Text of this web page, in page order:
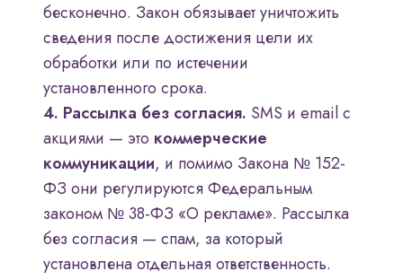
бесконечно. Закон обязывает уничтожить
сведения после достижения цели их
обработки или по истечении
установленного срока.
4. Рассылка без согласия. SMS и email с
акциями — это коммерческие
коммуникации, и помимо Закона № 152-
ФЗ они регулируются Федеральным
законом № 38-ФЗ «О рекламе». Рассылка
без согласия — спам, за который
установлена отдельная ответственность.